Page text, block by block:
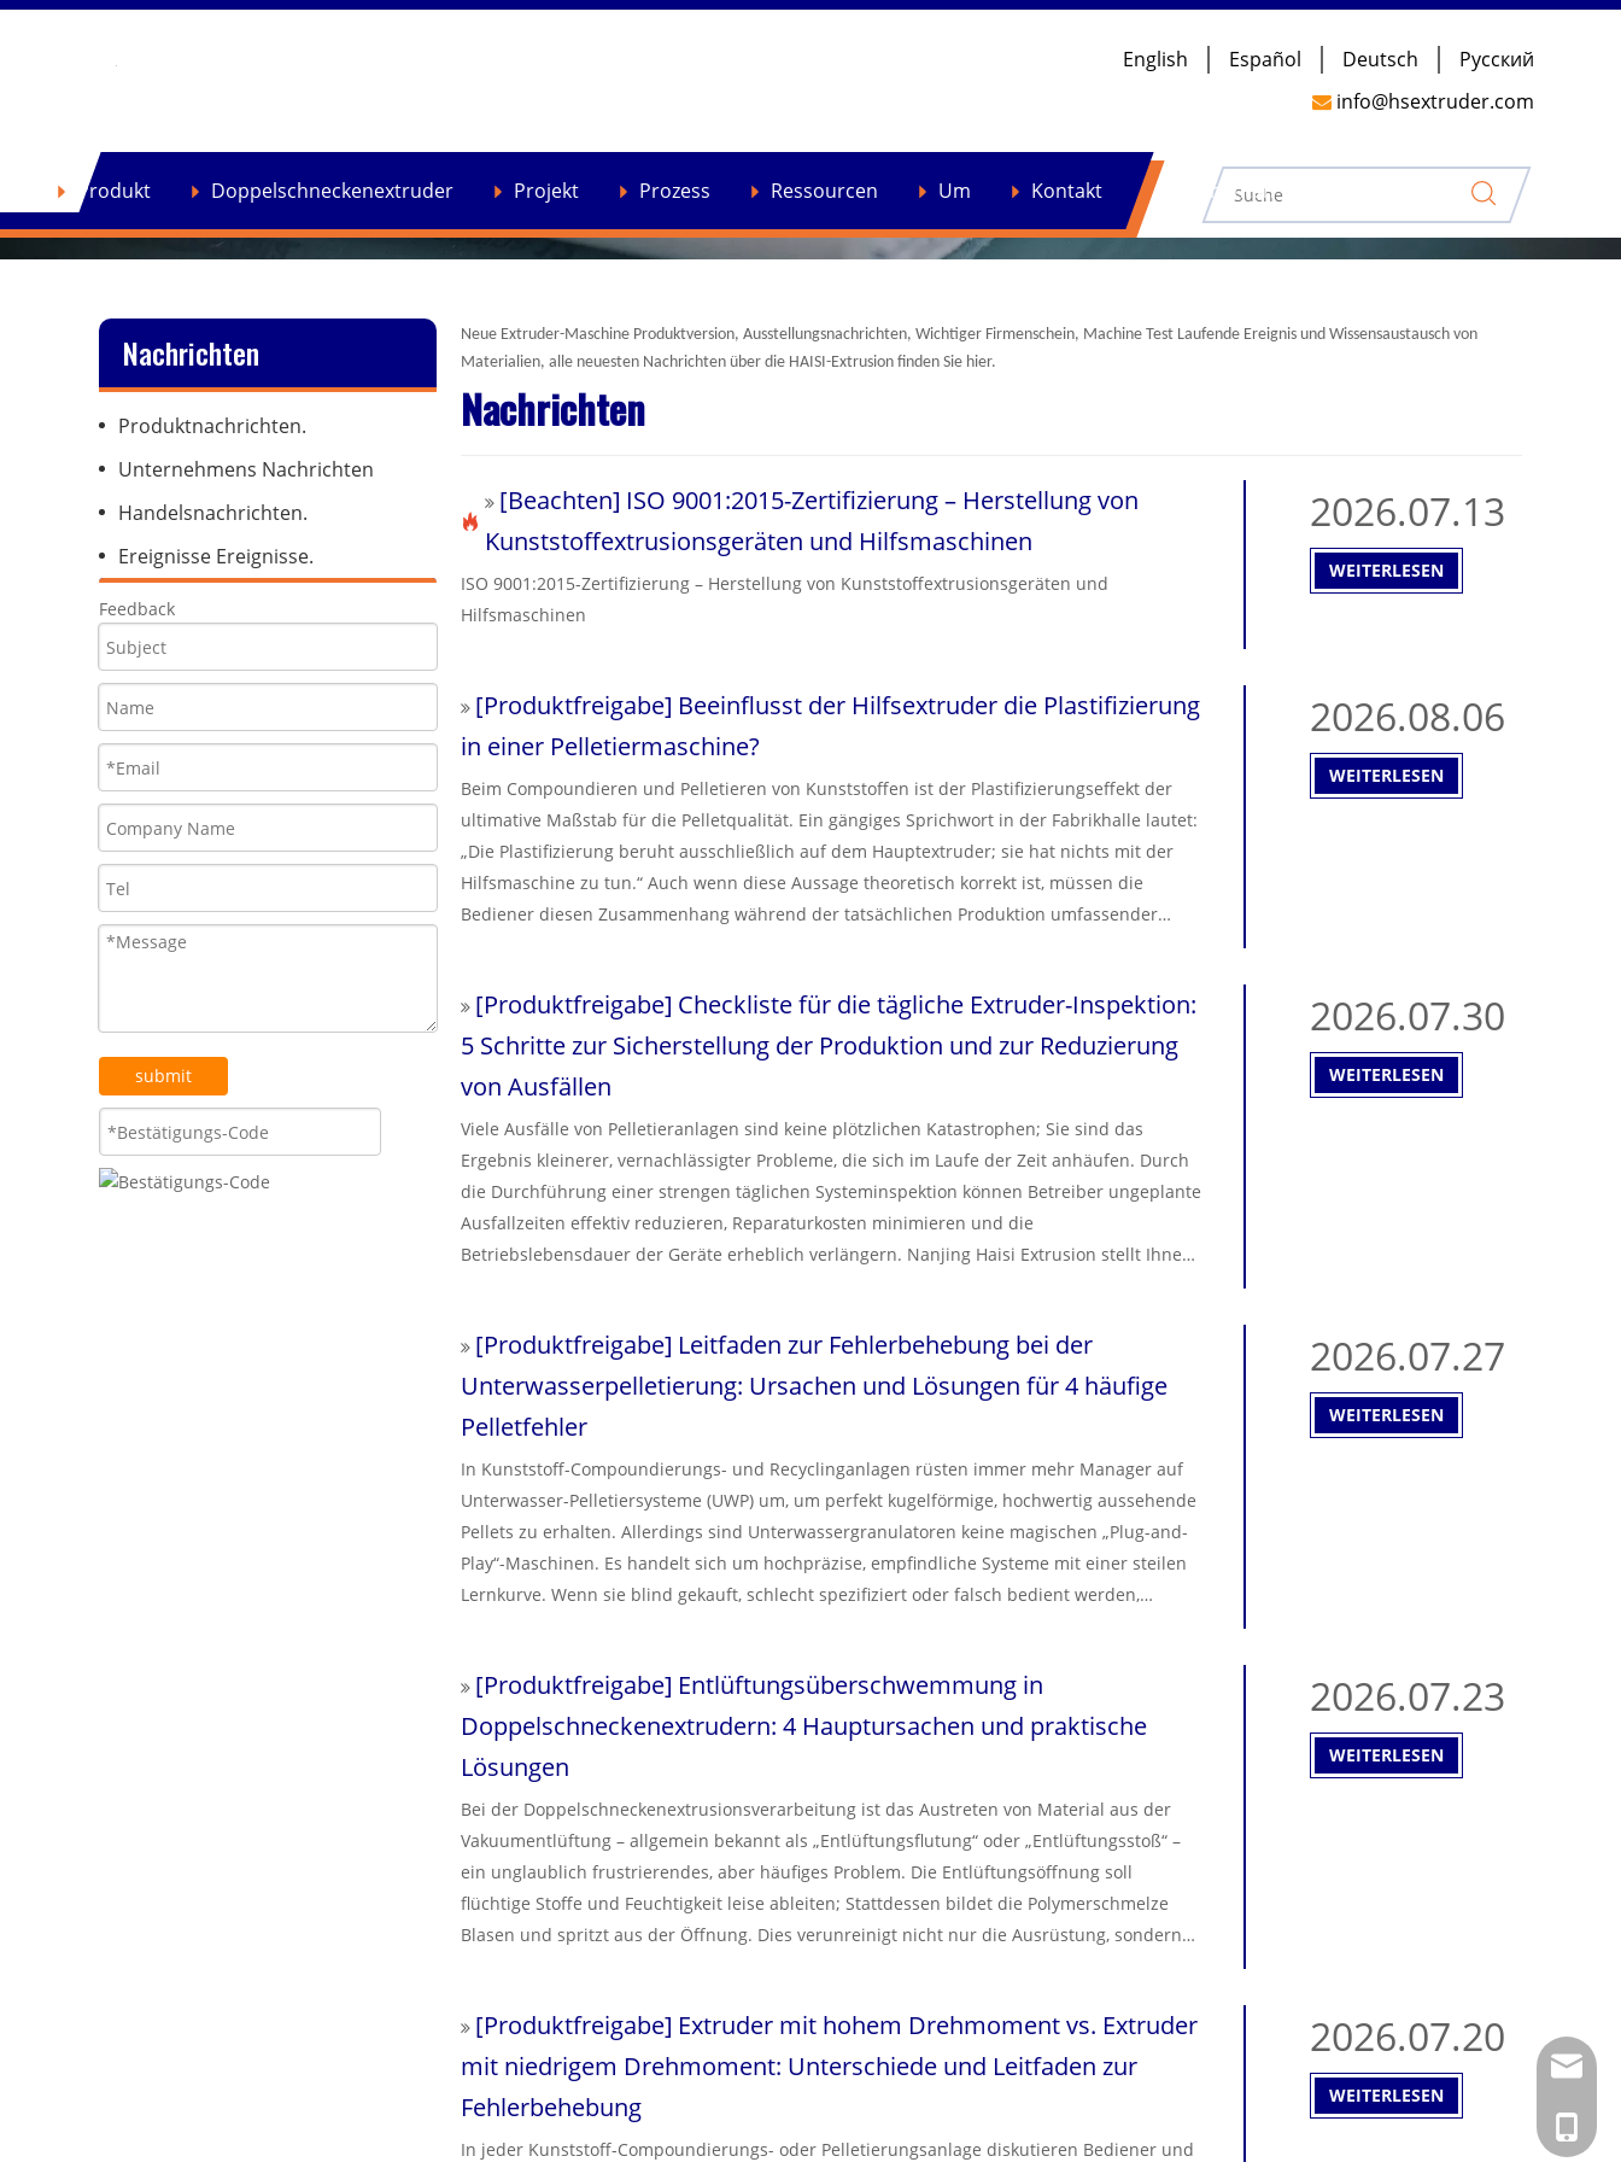
English Español Deutsch Pусский
 info@hsextruder.com
Produkt Doppelschneckenextruder Projekt Prozess Ressourcen Um Kontakt Nachrichten
Nachrichten
Produktnachrichten.
Unternehmens Nachrichten
Handelsnachrichten.
Ereignisse Ereignisse.
Feedback
submit
Neue Extruder-Maschine Produktversion, Ausstellungsnachrichten, Wichtiger Firmenschein, Machine Test Laufende Ereignis und Wissensaustausch von
Materialien, alle neuesten Nachrichten über die HAISI-Extrusion finden Sie hier.
Nachrichten
[Beachten] ISO 9001:2015-Zertifizierung – Herstellung von
Kunststoffextrusionsgeräten und Hilfsmaschinen
ISO 9001:2015-Zertifizierung – Herstellung von Kunststoffextrusionsgeräten und
Hilfsmaschinen
2026.07.13
WEITERLESEN
[Produktfreigabe] Beeinflusst der Hilfsextruder die Plastifizierung
in einer Pelletiermaschine?
Beim Compoundieren und Pelletieren von Kunststoffen ist der Plastifizierungseffekt der
ultimative Maßstab für die Pelletqualität. Ein gängiges Sprichwort in der Fabrikhalle lautet:
„Die Plastifizierung beruht ausschließlich auf dem Hauptextruder; sie hat nichts mit der
Hilfsmaschine zu tun.“ Auch wenn diese Aussage theoretisch korrekt ist, müssen die
Bediener diesen Zusammenhang während der tatsächlichen Produktion umfassender
2026.08.06
WEITERLESEN
[Produktfreigabe] Checkliste für die tägliche Extruder-Inspektion:
5 Schritte zur Sicherstellung der Produktion und zur Reduzierung
von Ausfällen
Viele Ausfälle von Pelletieranlagen sind keine plötzlichen Katastrophen; Sie sind das
Ergebnis kleinerer, vernachlässigter Probleme, die sich im Laufe der Zeit anhäufen. Durch
die Durchführung einer strengen täglichen Systeminspektion können Betreiber ungeplante
Ausfallzeiten effektiv reduzieren, Reparaturkosten minimieren und die
Betriebslebensdauer der Geräte erheblich verlängern. Nanjing Haisi Extrusion stellt Ihnen
2026.07.30
WEITERLESEN
[Produktfreigabe] Leitfaden zur Fehlerbehebung bei der
Unterwasserpelletierung: Ursachen und Lösungen für 4 häufige
Pelletfehler
In Kunststoff-Compoundierungs- und Recyclinganlagen rüsten immer mehr Manager auf
Unterwasser-Pelletiersysteme (UWP) um, um perfekt kugelförmige, hochwertig aussehende
Pellets zu erhalten. Allerdings sind Unterwassergranulatoren keine magischen „Plug-and-
Play“-Maschinen. Es handelt sich um hochpräzise, ​​empfindliche Systeme mit einer steilen
Lernkurve. Wenn sie blind gekauft, schlecht spezifiziert oder falsch bedient werden,
Fehlerbehebung weiter, um Bedienern dabei zu helfen, die Komplexität der
Unterwassergranulierung zu bewältigen und die bizarrsten Pelletdefekte in der Fabrikhalle
2026.07.27
WEITERLESEN
[Produktfreigabe] Entlüftungsüberschwemmung in
Doppelschneckenextrudern: 4 Hauptursachen und praktische
Lösungen
Bei der Doppelschneckenextrusionsverarbeitung ist das Austreten von Material aus der
Vakuumentlüftung – allgemein bekannt als „Entlüftungsflutung“ oder „Entlüftungsstoß“ –
ein unglaublich frustrierendes, aber häufiges Problem. Die Entlüftungsöffnung soll
flüchtige Stoffe und Feuchtigkeit leise ableiten; Stattdessen bildet die Polymerschmelze
Blasen und spritzt aus der Öffnung. Dies verunreinigt nicht nur die Ausrüstung, sondern
detailliert beschrieben, wie das Problem in der Produktionslinie diagnostiziert und
behoben werden kann.
2026.07.23
WEITERLESEN
[Produktfreigabe] Extruder mit hohem Drehmoment vs. Extruder
mit niedrigem Drehmoment: Unterschiede und Leitfaden zur
Fehlerbehebung
In jeder Kunststoff-Compoundierungs- oder Pelletierungsanlage diskutieren Bediener und
2026.07.20
WEITERLESEN
+ 86-